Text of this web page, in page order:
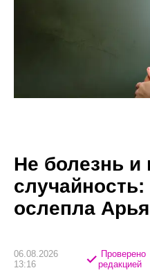
Не болезнь и
ослепла
06.08.2026
13:16
Проверено
редакцией